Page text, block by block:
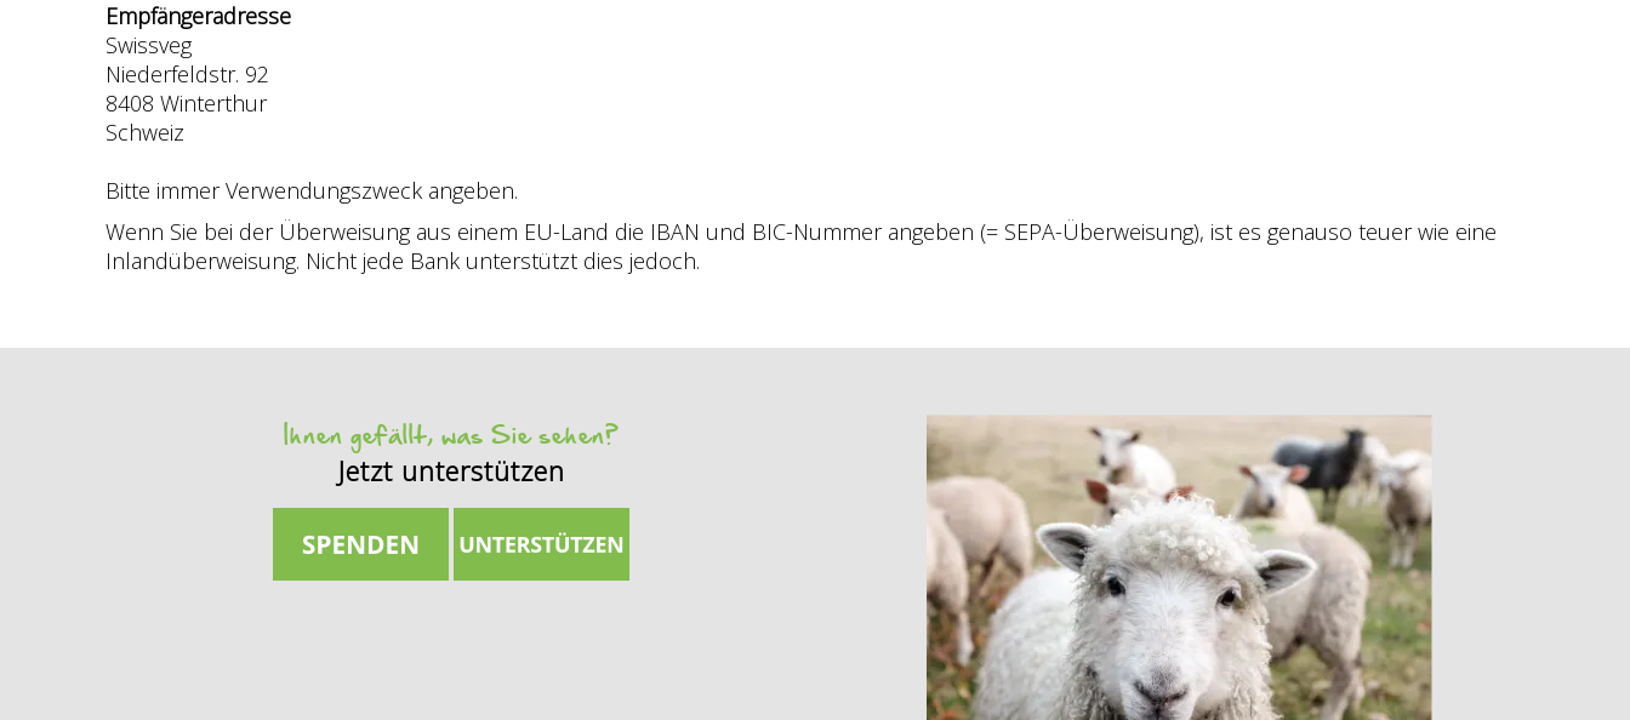
Empfängeradresse
Swissveg
Niederfeldstr. 92
8408 Winterthur
Schweiz
Bitte immer Verwendungszweck angeben.
Wenn Sie bei der Überweisung aus einem EU-Land die IBAN und BIC-Nummer angeben (= SEPA-Überweisung), ist es genauso teuer wie eine
Inlandüberweisung. Nicht jede Bank unterstützt dies jedoch.
Ihnen gefällt, was Sie sehen?
Jetzt unterstützen